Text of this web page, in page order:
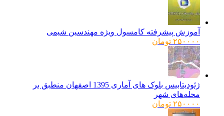
آموزش پیشرفته کامسول ویژه مهندسین شیمی
۲۵۰۰۰۰ تومان
ژئودیتابیس بلوک های آماری 1395 اصفهان منطبق بر
محله‌های شهر
۲۵۰۰۰۰ تومان